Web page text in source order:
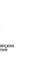
содержанию